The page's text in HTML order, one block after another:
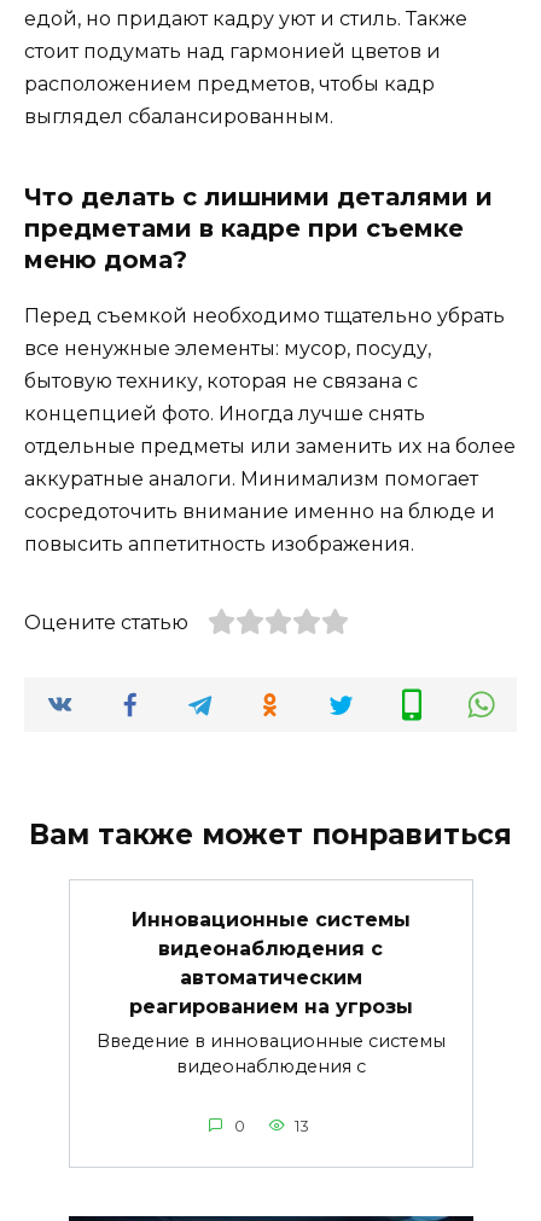
едой, но придают кадру уют и стиль. Также
стоит подумать над гармонией цветов и
расположением предметов, чтобы кадр
выглядел сбалансированным.
Что делать с лишними деталями и
предметами в кадре при съемке
меню дома?
Перед съемкой необходимо тщательно убрать
все ненужные элементы: мусор, посуду,
бытовую технику, которая не связана с
концепцией фото. Иногда лучше снять
отдельные предметы или заменить их на более
аккуратные аналоги. Минимализм помогает
сосредоточить внимание именно на блюде и
повысить аппетитность изображения.
Оцените статью
Вам также может понравиться
Инновационные системы
видеонаблюдения с
автоматическим
реагированием на угрозы
Введение в инновационные системы
видеонаблюдения с
0 13